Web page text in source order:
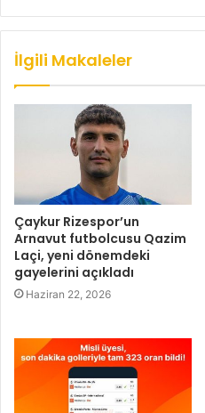
İlgili Makaleler
Çaykur Rizespor’un
Arnavut futbolcusu Qazim
Laçi, yeni dönemdeki
gayelerini açıkladı
Haziran 22, 2026